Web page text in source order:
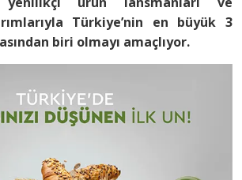
Türkiye’nin en büyük 3
biri olmayı amaçlıyor.